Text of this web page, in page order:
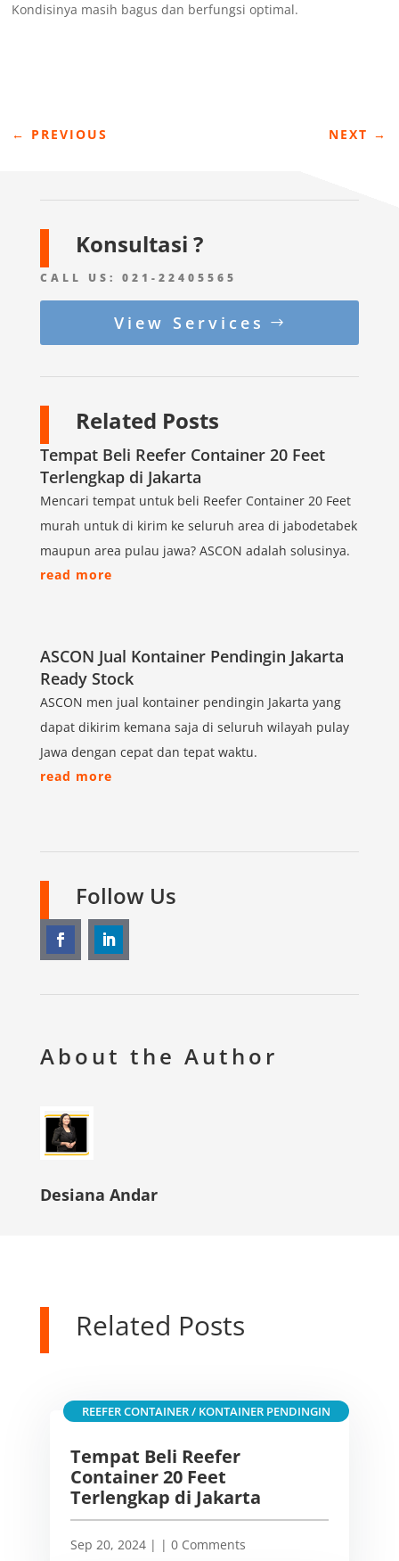
Kondisinya masih bagus dan berfungsi optimal.
← PREVIOUS NEXT →
Konsultasi ?
CALL US: 021-22405565
View Services
Related Posts
Tempat Beli Reefer Container 20 Feet
Terlengkap di Jakarta
Mencari tempat untuk beli Reefer Container 20 Feet
murah untuk di kirim ke seluruh area di jabodetabek
maupun area pulau jawa? ASCON adalah solusinya.
read more
ASCON Jual Kontainer Pendingin Jakarta
Ready Stock
ASCON men jual kontainer pendingin Jakarta yang
dapat dikirim kemana saja di seluruh wilayah pulay
Jawa dengan cepat dan tepat waktu.
read more
Follow Us
About the Author
Desiana Andar
Related Posts
Tempat Beli Reefer
Container 20 Feet
Terlengkap di Jakarta
Sep 20, 2024|
REEFER CONTAINER / KONTAINER PENDINGIN
| 0 Comments